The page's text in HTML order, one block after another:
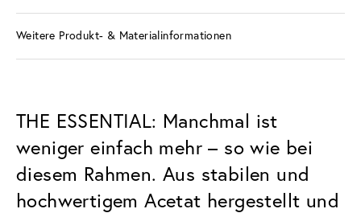
Weitere Produkt- & Materialinformationen
THE ESSENTIAL: Manchmal ist
weniger einfach mehr – so wie bei
diesem Rahmen. Aus stabilen und
hochwertigem Acetat hergestellt und